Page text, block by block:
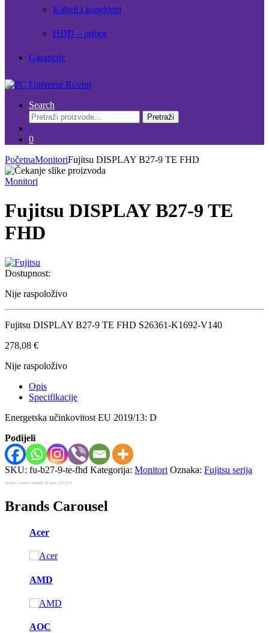
Kabeli i konektori
HDD – pribor
Garancije
Search
Pretraži:
Pretraži
0
PočetnaMonitoriFujitsu DISPLAY B27-9 TE FHD
Monitori
Fujitsu DISPLAY B27-9 TE
FHD
Dostupnost:
Nije raspoloživo
Fujitsu DISPLAY B27-9 TE FHD S26361-K1692-V140
278,08 €
Nije raspoloživo
Opis
Specifikacije
Energetska učinkovitost EU 2019/13: D
Podijeli
SKU: fu-b27-9-te-fhd Kategorija: Monitori Oznaka: Fujitsu serija
Najniža cijena u zadnjih 30 dana: 327,15 €
Brands Carousel
Acer
AMD
AOC